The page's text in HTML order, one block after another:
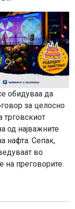
обидуваа да
за целосно
од најважните
нафта. Сепак,
во
преговорите.